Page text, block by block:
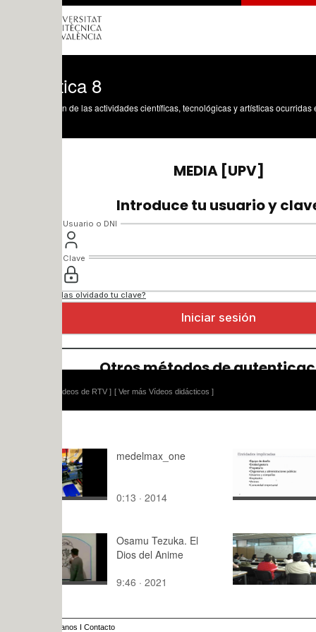
de las actividades científicas, tecnológicas y artísticas ocurridas en los tres
[ Ver más Vídeos didácticos ]
medelmax_one
0:13 · 2014
Ingeniería
resumen
para
13:26 ·
Osamu Tezuka. El
Dios del Anime
9:46 · 2021
16.10.13
gestión
M.Ribelles
35:43 ·